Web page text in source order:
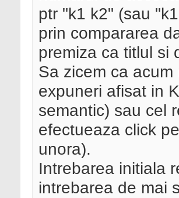
ptr "k1 k2" (sau
prin compararea
premiza ca titlul si
Sa zicem ca
expuneri afisat in
semantic) sau cel
efectueaza click
unora).
Intrebarea initiala
intrebarea de mai